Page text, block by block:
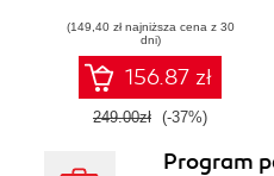
Cisco. Wydanie II
(149,40 zł najniższa cena z 30
dni)
156.87 zł
249.00zł (-37%)
Program